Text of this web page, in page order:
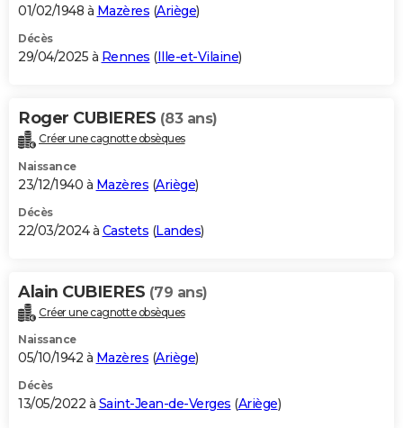
01/02/1948 à Mazères (Ariège)
Décès
29/04/2025 à Rennes (Ille-et-Vilaine)
Roger CUBIERES (83 ans)
Créer une cagnotte obsèques
Naissance
23/12/1940 à Mazères (Ariège)
Décès
22/03/2024 à Castets (Landes)
Alain CUBIERES (79 ans)
Créer une cagnotte obsèques
Naissance
05/10/1942 à Mazères (Ariège)
Décès
13/05/2022 à Saint-Jean-de-Verges (Ariège)